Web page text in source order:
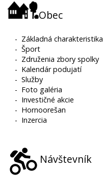
Obec
- Základná charakteristika
-Šport
- Združenia zbory spolky
- Kalendár podujatí
-Služby
- Foto galéria
- Investičné akcie
- Hornoorešan
- Inzercia
Návštevník